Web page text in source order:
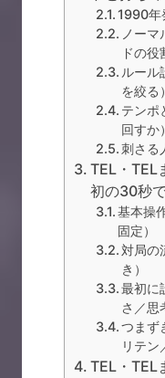
1990年
ノー
ドの役
ルール
を絞る）
テンポ
回すか）
刺さる
TEL・TEL
初の30秒
基本操
固定）
対局の
き）
最初に
さ／思
つまず
リテン
TEL・TEL